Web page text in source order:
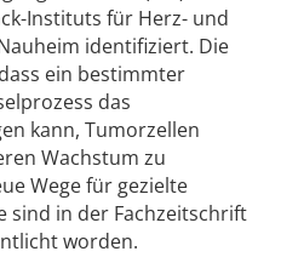
Instituts für Herz- und
identifiziert. Die
ein bestimmter
das
kann, Tumorzellen
Wachstum zu
Wege für gezielte
sind in der Fachzeitschrift
worden.